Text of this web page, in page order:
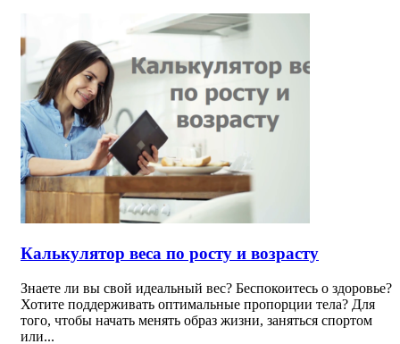
Калькулятор веса по росту и возрасту
Знаете ли вы свой идеальный вес? Беспокоитесь о здоровье?
Хотите поддерживать оптимальные пропорции тела? Для
того, чтобы начать менять образ жизни, заняться спортом
или...